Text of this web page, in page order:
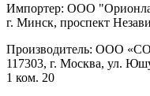
Импортер: ООО
г. Минск, проспект
Производитель: ООО
117303, г. Москва, ул.
1 ком. 20